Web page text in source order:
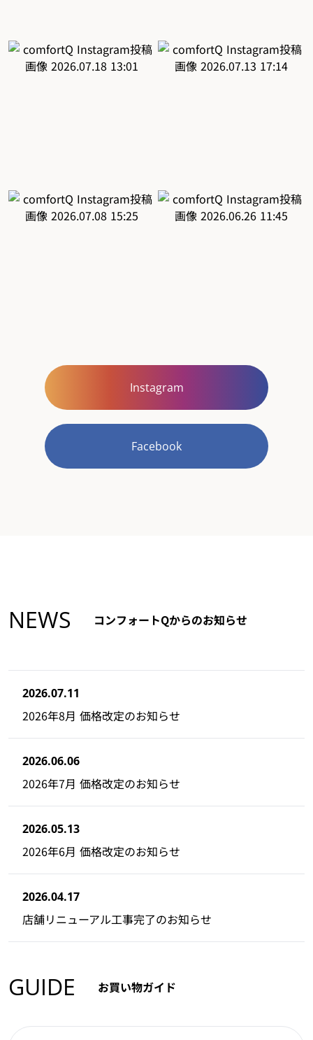
Instagram
Facebook
NEWS コンフォートQからのお知らせ
2026.07.11
2026年8月 価格改定のお知らせ
2026.06.06
2026年7月 価格改定のお知らせ
2026.05.13
2026年6月 価格改定のお知らせ
2026.04.17
店舗リニューアル工事完了のお知らせ
GUIDE お買い物ガイド